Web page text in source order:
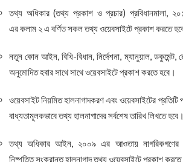
তথ্য অধিকার (তথ্য প্রকাশ ও প্রচার) প্রবিধানমালা,
এর কলাম ২ এ বর্ণিত সকল তথ্য ওয়েবসাইটে প্রকাশ করতে
নতুন কোন আইন, বিধি-বিধান, নির্দেশনা, ম্যানুয়াল, ডকুমেন্ট,
অনুমোদিত হবার সাথে সাথে ওয়েবসাইটে প্রকাশ করতে হবে।
ওয়েবসাইট নিয়মিত হালনাগাদকরণ এবং ওয়েবসাইটের প্রতিটি
বাধ্যতামূলকভাবে তথ্য হালনাগাদের সর্বশেষ তারিখ লিখতে হবে।
তথ্য অধিকার আইন, ২০০৯ এর আওতায় নাগরিকগণের
নিষ্পত্তি সংক্রান্ত হালনাগাদ তথ্য ওয়েবসাইটে প্রকাশ করতে